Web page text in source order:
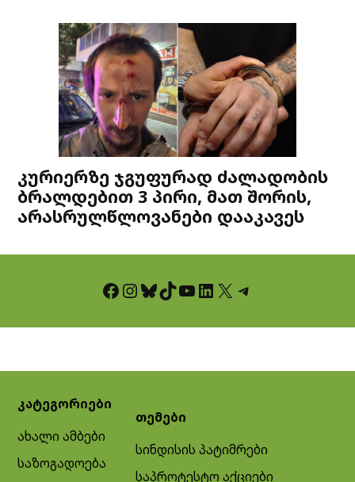
კურიერზე ჯგუფურად ძალადობის
ბრალდებით 3 პირი, მათ შორის,
არასრულწლოვანები დააკავეს
Facebook InstagramBluesky TikTok YouTube LinkedIn X Telegram
კატეგორიები
ახალი ამბები
საზოგადოება
თემები
სინდისის პატიმრები
საპროტესტო აქციები